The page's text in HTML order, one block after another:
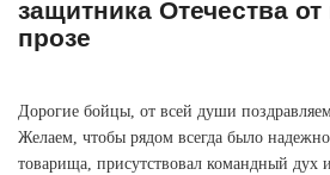
защитника Отечества
прозе
Дорогие бойцы, от всей души
Желаем, чтобы рядом всегда было
товарища, присутствовал командный дух